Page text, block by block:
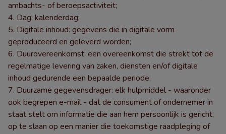
ambachts- of beroepsactiviteit;
Dag: kalenderdag;
Digitale inhoud: gegevens die in digitale vorm
geproduceerd en geleverd worden;
Duurovereenkomst: een overeenkomst die strekt tot de
regelmatige levering van zaken, diensten en/of digitale
inhoud gedurende een bepaalde periode;
Duurzame gegevensdrager: elk hulpmiddel - waaronder
ook begrepen e-mail - dat de consument of ondernemer in
staat stelt om informatie die aan hem persoonlijk is gericht,
op te slaan op een manier die toekomstige raadpleging of